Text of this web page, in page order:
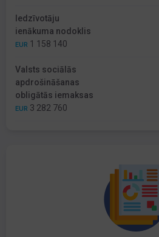
Iedzīvotāju
ienākuma nodoklis
EUR 1 158 140
Valsts sociālās
apdrošināšanas
obligātās iemaksas
EUR 3 282 760